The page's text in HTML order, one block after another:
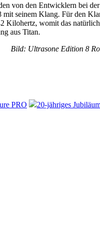
von den Entwicklern bei
seinem Klang. Für den
Kilohertz, womit das
aus Titan.
Bild: Ultrasone Edition 8
PRO 20-jähriges